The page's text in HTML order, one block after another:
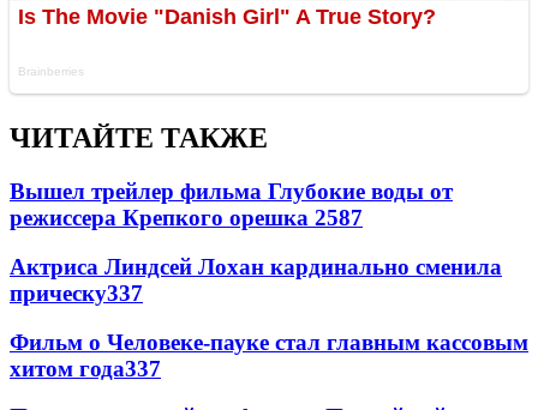
ЧИТАЙТЕ ТАКЖЕ
Вышел трейлер фильма Глубокие воды от
режиссера Крепкого орешка 2587
Актриса Линдсей Лохан кардинально сменила
прическу337
Фильм о Человеке-пауке стал главным кассовым
хитом года337